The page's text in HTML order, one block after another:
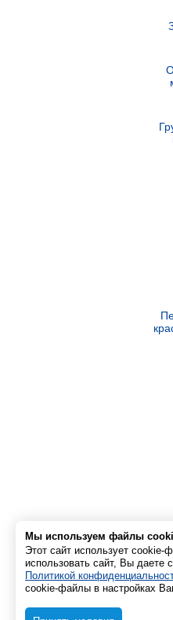
Мы используем файлы
Этот сайт использует
использовать сайт, Вы даете
Политикой
cookie-файлы в настройках